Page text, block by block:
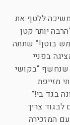
ללטף את
יותר קטן
בוטן!” שתתה
בפניי
“בקושי
מזייפת
בגד בי!”
צריך
המזכירה